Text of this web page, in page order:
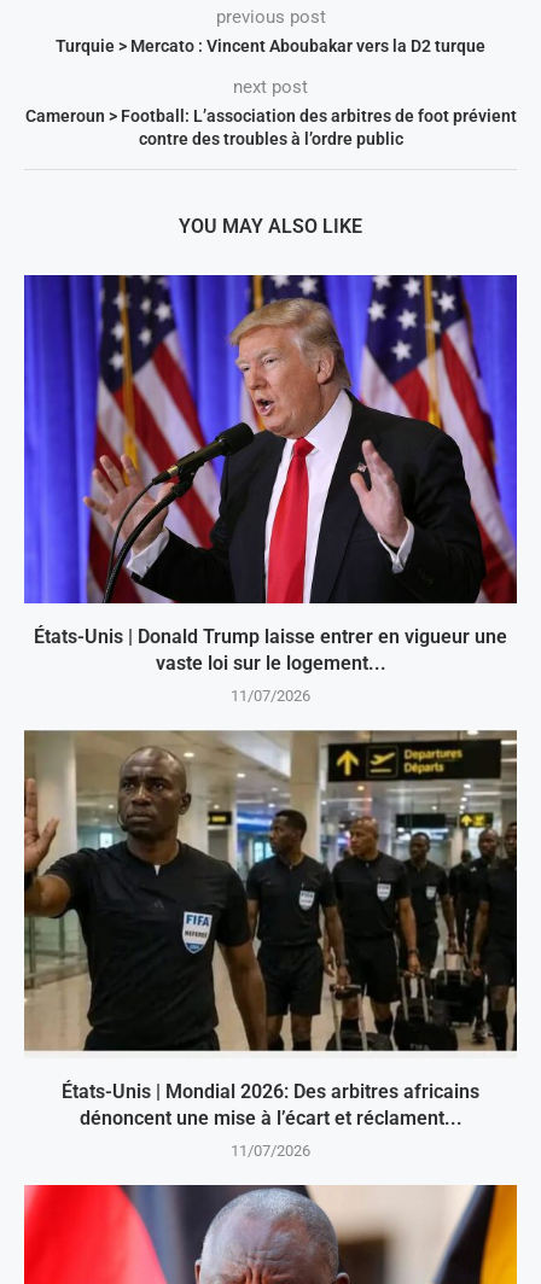
previous post
Turquie > Mercato : Vincent Aboubakar vers la D2 turque
next post
Cameroun > Football: L’association des arbitres de foot prévient
contre des troubles à l’ordre public
YOU MAY ALSO LIKE
États-Unis | Donald Trump laisse entrer en vigueur une
vaste loi sur le logement...
11/07/2026
États-Unis | Mondial 2026: Des arbitres africains
dénoncent une mise à l’écart et réclament...
11/07/2026